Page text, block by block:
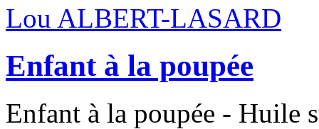
Lou ALBERT-LASARD
Enfant à la poupée
Enfant à la poupée - Huile